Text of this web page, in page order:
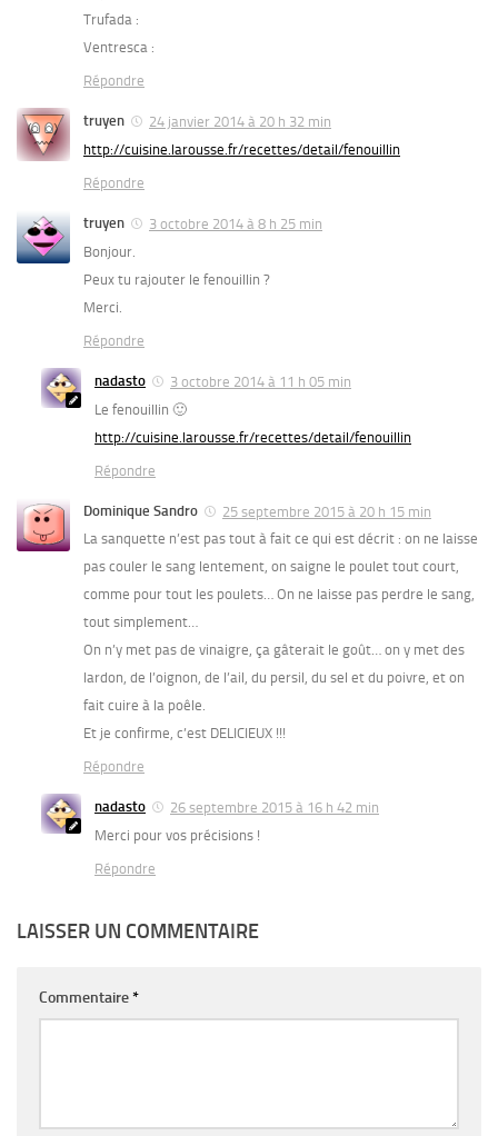
Trufada :
Ventresca :
Répondre
truyen
24 janvier 2014 à 20 h 32 min
http://cuisine.larousse.fr/recettes/detail/fenouillin
Répondre
truyen
3 octobre 2014 à 8 h 25 min
Bonjour.
Peux tu rajouter le fenouillin ?
Merci.
Répondre
nadasto
3 octobre 2014 à 11 h 05 min
Le fenouillin 🙂
http://cuisine.larousse.fr/recettes/detail/fenouillin
Répondre
Dominique Sandro
25 septembre 2015 à 20 h 15 min
La sanquette n’est pas tout à fait ce qui est décrit : on ne laisse
pas couler le sang lentement, on saigne le poulet tout court,
comme pour tout les poulets… On ne laisse pas perdre le sang,
tout simplement…
On n’y met pas de vinaigre, ça gâterait le goût… on y met des
lardon, de l’oignon, de l’ail, du persil, du sel et du poivre, et on
fait cuire à la poêle.
Et je confirme, c’est DELICIEUX !!!
Répondre
nadasto
26 septembre 2015 à 16 h 42 min
Merci pour vos précisions !
Répondre
LAISSER UN COMMENTAIRE
Commentaire*